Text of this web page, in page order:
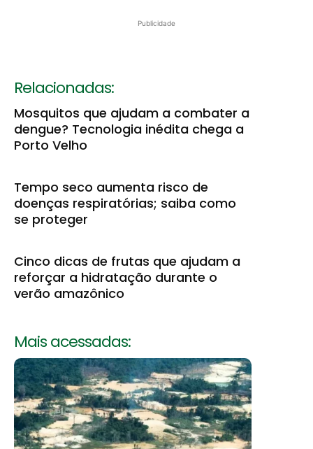
Publicidade
Relacionadas:
Mosquitos que ajudam a combater a
dengue? Tecnologia inédita chega a
Porto Velho
Tempo seco aumenta risco de
doenças respiratórias; saiba como
se proteger
Cinco dicas de frutas que ajudam a
reforçar a hidratação durante o
verão amazônico
Mais acessadas: